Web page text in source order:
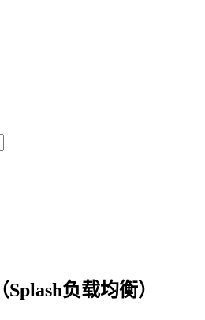
负载均衡）